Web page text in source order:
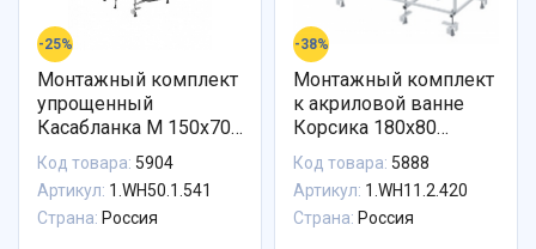
-25%
Монтажный комплект
упрощенный
Касабланка М 150х70
(170х70) 1WH501541
Santek
Код товара: 5904
Артикул: 1.WH50.1.541
Страна: Россия
-38%
Монтажный комплект
к акриловой ванне
Корсика 180х80
1WH112420 Santek
Код товара: 5888
Артикул: 1.WH11.2.420
Страна: Россия